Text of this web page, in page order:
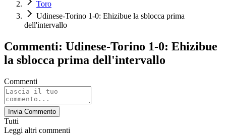
Toro
Udinese-Torino 1-0: Ehizibue la sblocca prima
dell'intervallo
Commenti: Udinese-Torino 1-0: Ehizibue
la sblocca prima dell'intervallo
Commenti
Invia Commento
Tutti
Leggi altri commenti